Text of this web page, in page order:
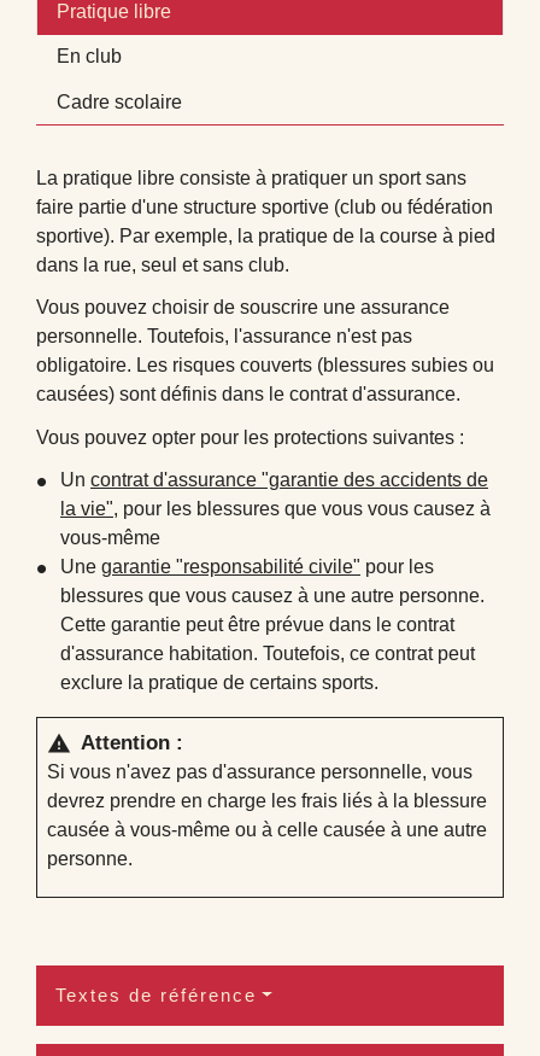
Pratique libre
En club
Cadre scolaire
La pratique libre consiste à pratiquer un sport sans
faire partie d'une structure sportive (club ou fédération
sportive). Par exemple, la pratique de la course à pied
dans la rue, seul et sans club.
Vous pouvez choisir de souscrire une assurance
personnelle. Toutefois, l'assurance n'est pas
obligatoire. Les risques couverts (blessures subies ou
causées) sont définis dans le contrat d'assurance.
Vous pouvez opter pour les protections suivantes :
Un contrat d'assurance "garantie des accidents de
la vie", pour les blessures que vous vous causez à
vous-même
Une garantie "responsabilité civile" pour les
blessures que vous causez à une autre personne.
Cette garantie peut être prévue dans le contrat
d'assurance habitation. Toutefois, ce contrat peut
exclure la pratique de certains sports.
warning Attention :
Si vous n'avez pas d'assurance personnelle, vous
devrez prendre en charge les frais liés à la blessure
causée à vous-même ou à celle causée à une autre
personne.
Textes de référence